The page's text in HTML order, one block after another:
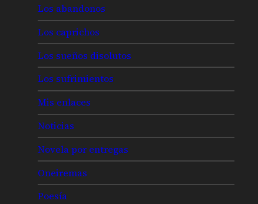
Los abandonos
Los caprichos
Los sueños disolutos
Los sufrimientos
Mis enlaces
Noticias
Novela por entregas
Oneiremas
Poesía